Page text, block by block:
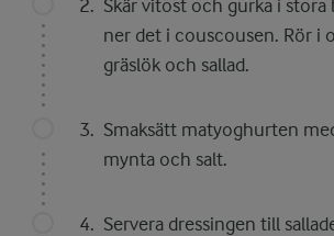
Skär vitost och gurka i stora
ner det i couscousen. Rör i
gräslök och sallad.
Smaksätt matyoghurten
mynta och salt.
Servera dressingen till